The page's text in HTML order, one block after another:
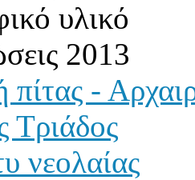
υλικό
2013
-
Τριάδος
νεολαίας